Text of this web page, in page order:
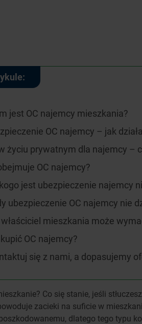
jest OC najemcy mieszkania?
OC najemcy – jak
życiu prywatnym dla najemcy –
OC najemcy?
jest ubezpieczenie najemcy
ubezpieczenie OC najemcy nie
mieszkania może
OC najemcy?
się z nami, a dopasujemy
Co się stanie, jeśli
zacieki na suficie w
dlatego tego typu